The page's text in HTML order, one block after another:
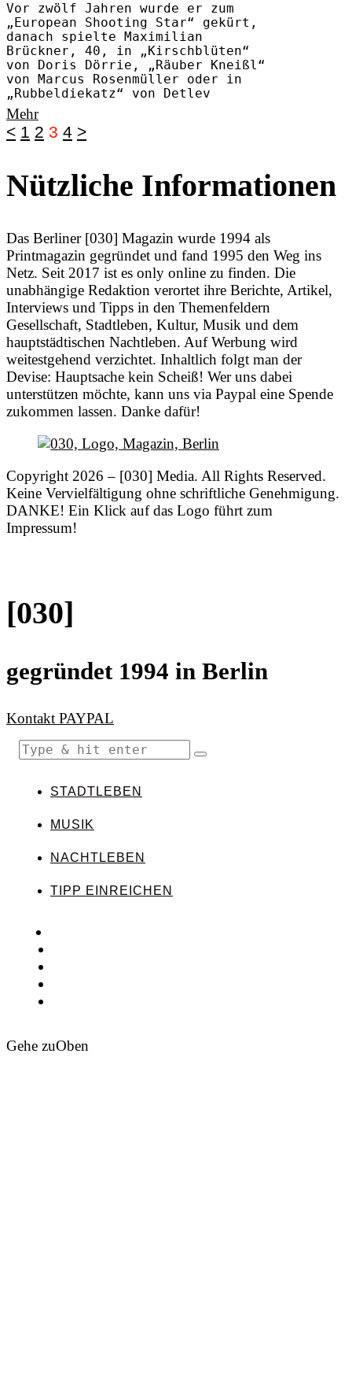
Vor zwölf Jahren wurde er zum
„European Shooting Star“ gekürt,
danach spielte Maximilian
Brückner, 40, in „Kirschblüten“
von Doris Dörrie, „Räuber Kneißl“
von Marcus Rosenmüller oder in
„Rubbeldiekatz“ von Detlev
Mehr
< 1 2 3 4 >
Nützliche Informationen
Das Berliner [030] Magazin wurde 1994 als
Printmagazin gegründet und fand 1995 den Weg ins
Netz. Seit 2017 ist es only online zu finden. Die
unabhängige Redaktion verortet ihre Berichte, Artikel,
Interviews und Tipps in den Themenfeldern
Gesellschaft, Stadtleben, Kultur, Musik und dem
hauptstädtischen Nachtleben. Auf Werbung wird
weitestgehend verzichtet. Inhaltlich folgt man der
Devise: Hauptsache kein Scheiß! Wer uns dabei
unterstützen möchte, kann uns via Paypal eine Spende
zukommen lassen. Danke dafür!
Copyright 2026 – [030] Media. All Rights Reserved.
Keine Vervielfältigung ohne schriftliche Genehmigung.
DANKE! Ein Klick auf das Logo führt zum
Impressum!
[030]
gegründet 1994 in Berlin
Kontakt PAYPAL
STADTLEBEN
MUSIK
NACHTLEBEN
TIPP EINREICHEN
Gehe zuOben